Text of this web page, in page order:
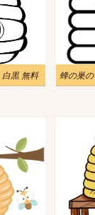
黒 無料